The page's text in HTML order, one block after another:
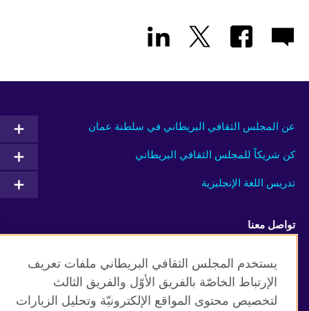
عن المجلس الثقافي البريطاني في سلطنة عمان
كن شريكاً للمجلس الثقافي البريطاني
تدريس اللغة الإنجليزية
تواصل معنا
Facebook RSS
TikTok
يستخدم المجلس الثقافي البريطاني ملفات تعريف
الإرتباط الخاصّة بالفريق الأوّل والفريق الثالث
لتخصيص محتوى المواقع الإلكترونيّة وتحليل الزيارات